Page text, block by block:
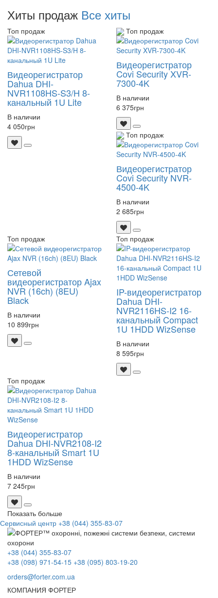
Хиты продаж Все хиты
Топ продаж
Видеорегистратор
Dahua DHI-
NVR1108HS-S3/H 8-
канальный 1U Lite
В наличии
4 050грн
Топ продаж
Видеорегистратор
Covi Security XVR-
7300-4K
В наличии
6 375грн
Топ продаж
Видеорегистратор
Covi Security NVR-
4500-4K
В наличии
2 685грн
Топ продаж
Сетевой
видеорегистратор Ajax
NVR (16ch) (8EU)
Black
В наличии
10 899грн
Топ продаж
IP-видеорегистратор
Dahua DHI-
NVR2116HS-I2 16-
канальный Compact
1U 1HDD WizSense
В наличии
8 595грн
Топ продаж
Видеорегистратор
Dahua DHI-NVR2108-I2
8-канальный Smart 1U
1HDD WizSense
В наличии
7 245грн
Показать больше
Сервисный центр +38 (044) 355-83-07
+38 (044) 355-83-07
+38 (098) 971-54-15 +38 (095) 803-19-20
orders@forter.com.ua
КОМПАНИЯ ФОРТЕР